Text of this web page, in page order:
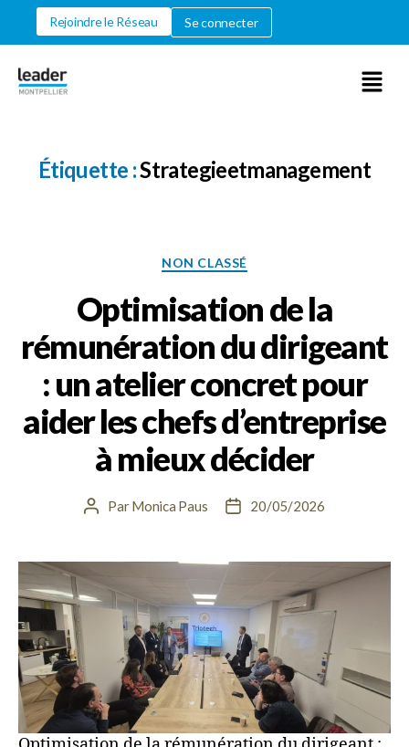
Rejoindre le Réseau Se connecter
Étiquette :Strategieetmanagement
NON CLASSÉ
Optimisation de la
rémunération du dirigeant
: un atelier concret pour
aider les chefs d’entreprise
à mieux décider
ParMonica Paus 20/05/2026